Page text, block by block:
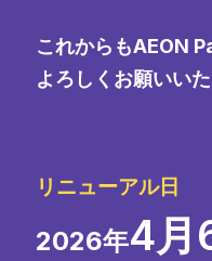
これからもAEON
よろしくお願いいた
リニューアル日
2026年4月